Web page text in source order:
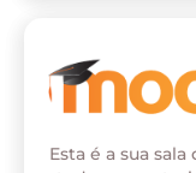
Esta é a sua